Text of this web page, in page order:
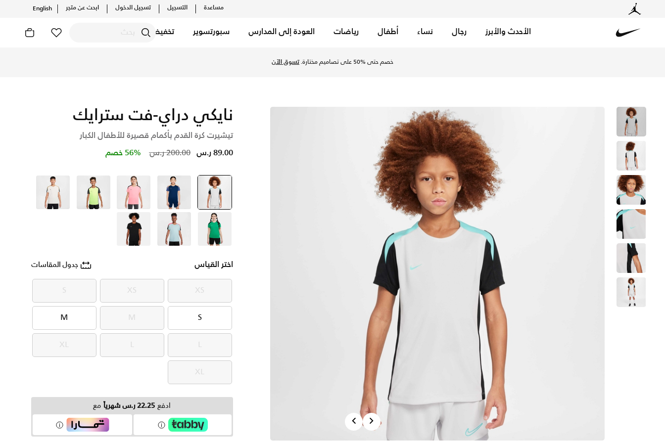
مساعدة التسجيل تسجيل الدخول ابحث عن متجر English
الأحدث والأبرز رجال نساء أطفال رياضات العودة إلى المدارس سبورتسوير تخفيضات
خصم حتى %50 على تصاميم مختارة. تسوق الآن
Next
نايكي دراي-فت سترايك
تيشيرت كرة القدم بأكمام قصيرة للأطفال الكبار
Price reduced from
200.00 ر.س to 89.00 ر.س 56% خصم
selected
ايفوري أزرق وردي أخضر ايفوري
أخضر أزرق أسود
اختر القياس جدول المقاسات
XS
XS
XS
XS
S
S
S
S
M
M
M
M
L
L
L
L
XL
XL
XL
XL
ادفع 22.25 ر.س شهرياً مع